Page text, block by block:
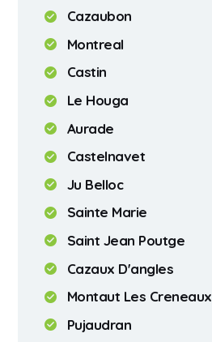
Cazaubon
Montreal
Castin
Le Houga
Aurade
Castelnavet
Ju Belloc
Sainte Marie
Saint Jean Poutge
Cazaux D'angles
Montaut Les Creneaux
Pujaudran